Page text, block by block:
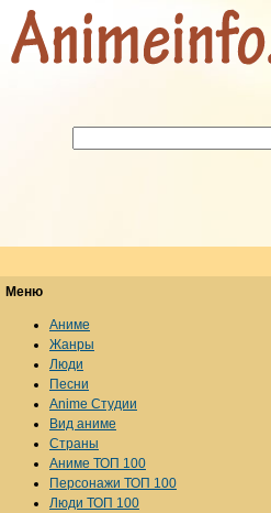
Меню
Аниме
Жанры
Люди
Песни
Anime Студии
Вид аниме
Страны
Аниме ТОП 100
Персонажи ТОП 100
Люди ТОП 100